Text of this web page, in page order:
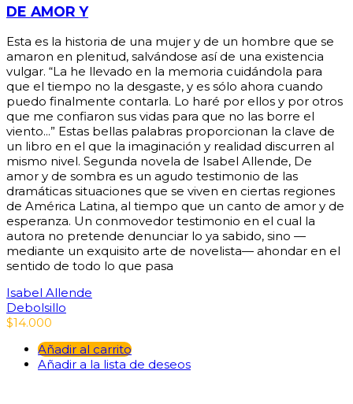
DE AMOR Y
Esta es la historia de una mujer y de un hombre que se
amaron en plenitud, salvándose así de una existencia
vulgar. “La he llevado en la memoria cuidándola para
que el tiempo no la desgaste, y es sólo ahora cuando
puedo finalmente contarla. Lo haré por ellos y por otros
que me confiaron sus vidas para que no las borre el
viento...” Estas bellas palabras proporcionan la clave de
un libro en el que la imaginación y realidad discurren al
mismo nivel. Segunda novela de Isabel Allende, De
amor y de sombra es un agudo testimonio de las
dramáticas situaciones que se viven en ciertas regiones
de América Latina, al tiempo que un canto de amor y de
esperanza. Un conmovedor testimonio en el cual la
autora no pretende denunciar lo ya sabido, sino —
mediante un exquisito arte de novelista— ahondar en el
sentido de todo lo que pasa
Isabel Allende
Debolsillo
$14.000
Añadir al carrito
Añadir a la lista de deseos